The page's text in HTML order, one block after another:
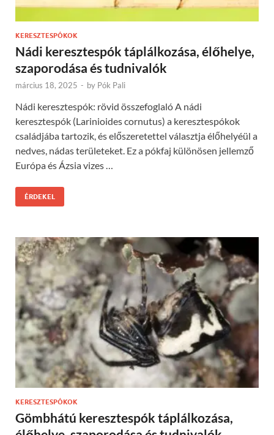
KERESZTESPÓKOK
Nádi keresztespók táplálkozása, élőhelye,
szaporodása és tudnivalók
március 18, 2025 - by Pók Pali
Nádi keresztespók: rövid összefoglaló A nádi
keresztespók (Larinioides cornutus) a keresztespókok
családjába tartozik, és előszeretettel választja élőhelyéül a
nedves, nádas területeket. Ez a pókfaj különösen jellemző
Európa és Ázsia vizes …
ÉRDEKEL
KERESZTESPÓKOK
Gömbhátú keresztespók táplálkozása,